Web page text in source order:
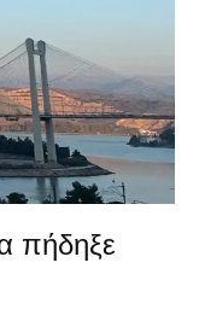
πήδηξε